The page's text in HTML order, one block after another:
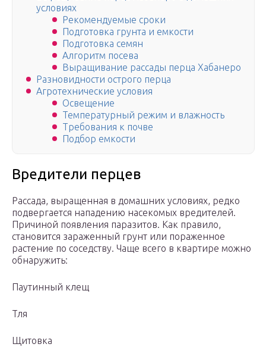
условиях
Рекомендуемые сроки
Подготовка грунта и емкости
Подготовка семян
Алгоритм посева
Выращивание рассады перца Хабанеро
Разновидности острого перца
Агротехнические условия
Освещение
Температурный режим и влажность
Требования к почве
Подбор емкости
Вредители перцев
Рассада, выращенная в домашних условиях, редко
подвергается нападению насекомых вредителей.
Причиной появления паразитов. Как правило,
становится зараженный грунт или пораженное
растение по соседству. Чаще всего в квартире можно
обнаружить:
Паутинный клещ
Тля
Щитовка